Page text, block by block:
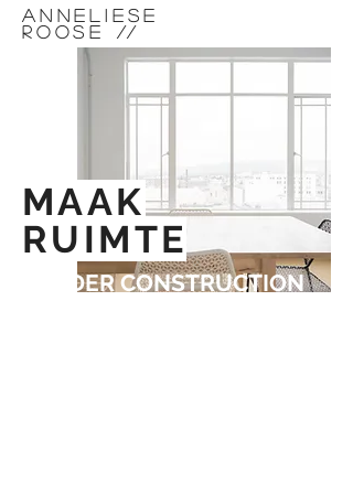
ANNELIESE
ROOSE //
MAAK
RUIMTE
UNDER CONSTRUCTION